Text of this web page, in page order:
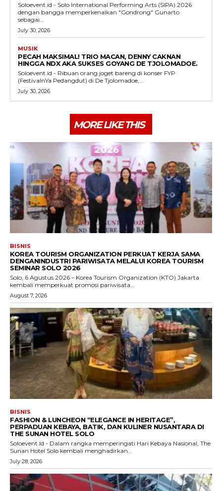
Soloevent.id - Solo International Performing Arts (SIPA) 2026
dengan bangga memperkenalkan "Gondrong" Gunarto
sebagai...
July 30, 2026
MUSIK
PECAH MAKSIMAL! TRIO MACAN, DENNY CAKNAN
HINGGA NDX AKA SUKSES GOYANG DE TJOLOMADOE.
Soloevent.id - Ribuan orang joget bareng di konser FYP
(FestivalnYa Pedangdut) di De Tjolomadoe,...
July 30, 2026
MORE LIKE THIS
BISNIS
KOREA TOURISM ORGANIZATION PERKUAT KERJA SAMA
DENGANINDUSTRI PARIWISATA MELALUI KOREA TOURISM
SEMINAR SOLO 2026
Solo, 6 Agustus 2026 – Korea Tourism Organization (KTO) Jakarta
kembali memperkuat promosi pariwisata...
August 7, 2026
BISNIS
FASHION & LUNCHEON “ELEGANCE IN HERITAGE”,
PERPADUAN KEBAYA, BATIK, DAN KULINER NUSANTARA DI
THE SUNAN HOTEL SOLO
Soloevent.Id - Dalam rangka memperingati Hari Kebaya Nasional, The
Sunan Hotel Solo kembali menghadirkan...
July 28, 2026